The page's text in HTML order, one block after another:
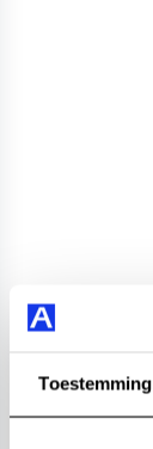
Toestemming